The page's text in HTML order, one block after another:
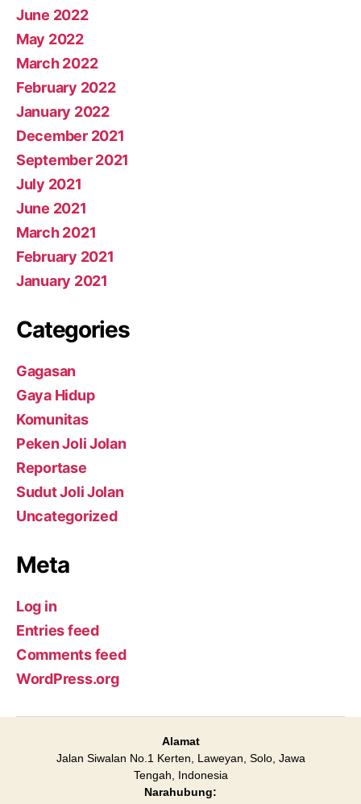
June 2022
May 2022
March 2022
February 2022
January 2022
December 2021
September 2021
July 2021
June 2021
March 2021
February 2021
January 2021
Categories
Gagasan
Gaya Hidup
Komunitas
Peken Joli Jolan
Reportase
Sudut Joli Jolan
Uncategorized
Meta
Log in
Entries feed
Comments feed
WordPress.org
Alamat
Jalan Siwalan No.1 Kerten, Laweyan, Solo, Jawa
Tengah, Indonesia
Narahubung: